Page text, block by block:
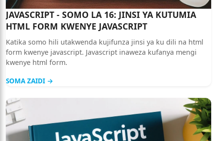
JAVASCRIPT - SOMO LA 16: JINSI YA KUTUMIA
HTML FORM KWENYE JAVASCRIPT
Katika somo hili utakwenda kujifunza jinsi ya ku dili na html
form kwenye javascript. Javascript inaweza kufanya mengi
kwenye html form.
SOMA ZAIDI →